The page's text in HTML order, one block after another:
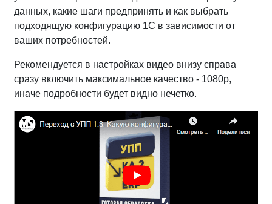
данных, какие шаги предпринять и как выбрать
подходящую конфигурацию 1С в зависимости от
ваших потребностей.
Рекомендуется в настройках видео внизу справа
сразу включить максимальное качество - 1080р,
иначе подробности будет видно нечетко.